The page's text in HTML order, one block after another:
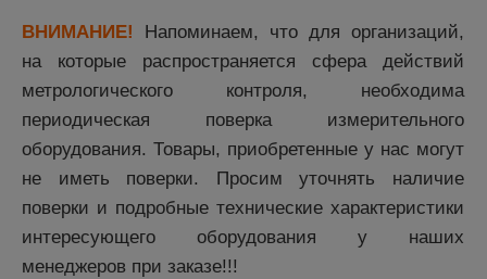
ВНИМАНИЕ!
Напоминаем, что для организаций,
на которые распространяется сфера действий
метрологического контроля, необходима
периодическая поверка измерительного
оборудования. Товары, приобретенные у нас могут
не иметь поверки. Просим уточнять наличие
поверки и подробные технические характеристики
интересующего оборудования у наших
менеджеров при заказе!!!